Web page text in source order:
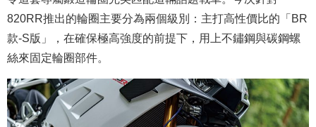
820RR推出的輪圈主要分為兩個級別：主打高性價比的「BR
款-S版」，在確保極高強度的前提下，用上不鏽鋼與碳鋼螺
絲來固定輪圈部件。